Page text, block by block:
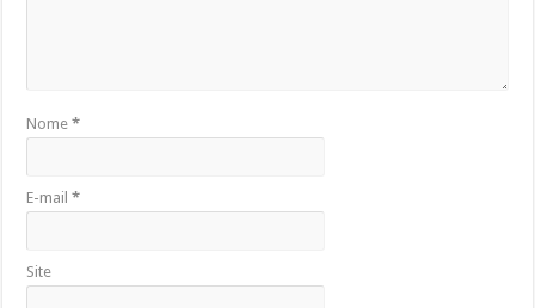
Nome*
E-mail*
Site